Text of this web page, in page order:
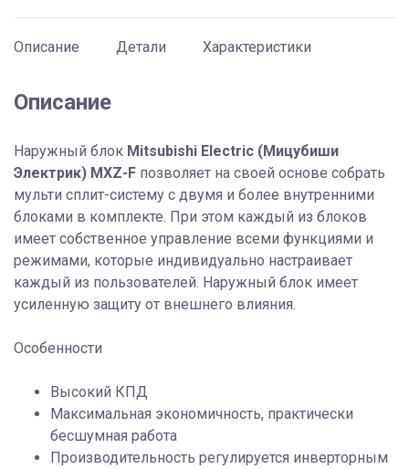
Описание Детали Характеристики
Описание
Наружный блок Mitsubishi Electric (Мицубиши
Электрик) MXZ-F позволяет на своей основе собрать
мульти сплит-систему с двумя и более внутренними
блоками в комплекте. При этом каждый из блоков
имеет собственное управление всеми функциями и
режимами, которые индивидуально настраивает
каждый из пользователей. Наружный блок имеет
усиленную защиту от внешнего влияния.
Особенности
Высокий КПД
Максимальная экономичность, практически
бесшумная работа
Производительность регулируется инверторным